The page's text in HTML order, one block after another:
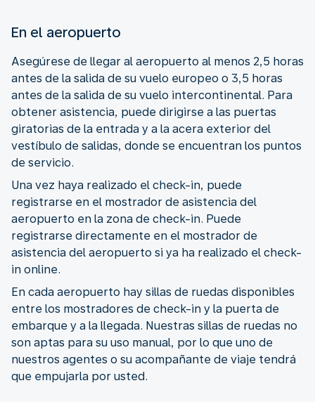
En el aeropuerto
Asegúrese de llegar al aeropuerto al menos 2,5 horas
antes de la salida de su vuelo europeo o 3,5 horas
antes de la salida de su vuelo intercontinental. Para
obtener asistencia, puede dirigirse a las puertas
giratorias de la entrada y a la acera exterior del
vestíbulo de salidas, donde se encuentran los puntos
de servicio.
Una vez haya realizado el check-in, puede
registrarse en el mostrador de asistencia del
aeropuerto en la zona de check-in. Puede
registrarse directamente en el mostrador de
asistencia del aeropuerto si ya ha realizado el check-
in online.
En cada aeropuerto hay sillas de ruedas disponibles
entre los mostradores de check-in y la puerta de
embarque y a la llegada. Nuestras sillas de ruedas no
son aptas para su uso manual, por lo que uno de
nuestros agentes o su acompañante de viaje tendrá
que empujarla por usted.